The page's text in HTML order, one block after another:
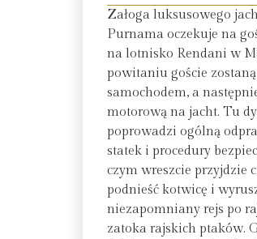
Załoga luksusowego
Purnama oczekuje na
na lotnisko Rendani w
powitaniu goście
samochodem, a
motorową na jacht. Tu
poprowadzi ogólną
statek i procedury
czym wreszcie przyjdzie
podnieść kotwicę i
niezapomniany rejs po
zatoka rajskich ptaków.